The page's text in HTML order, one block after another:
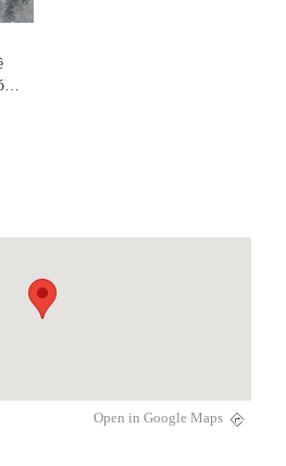
Open in Google Maps